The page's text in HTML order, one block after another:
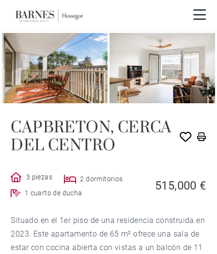
CAPBRETON, CERCA
DEL CENTRO
3 piezas
2 dormitorios
1 cuarto de ducha
515,000 €
Situado en el 1er piso de una residencia construida en
2023. Este apartamento de 65 m² ofrece una sala de
estar con cocina abierta con vistas a un balcón de 11